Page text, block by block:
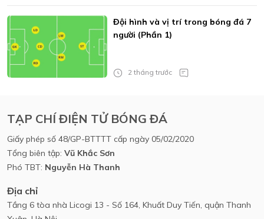
Đội hình và vị trí trong bóng đá 7
người (Phần 1)
2 tháng trước
TẠP CHÍ ĐIỆN TỬ BÓNG ĐÁ
Giấy phép số 48/GP-BTTTT cấp ngày 05/02/2020
Tổng biên tập: Vũ Khắc Sơn
Phó TBT: Nguyễn Hà Thanh
Địa chỉ
Tầng 6 tòa nhà Licogi 13 - Số 164, Khuất Duy Tiến, quận Thanh